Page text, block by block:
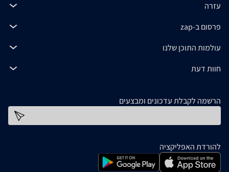
עזרה
פרסום ב-zap
עולמות התוכן שלנו
חוות דעת
הרשמה לקבלת עדכונים ומבצעים
להורדת האפליקציה